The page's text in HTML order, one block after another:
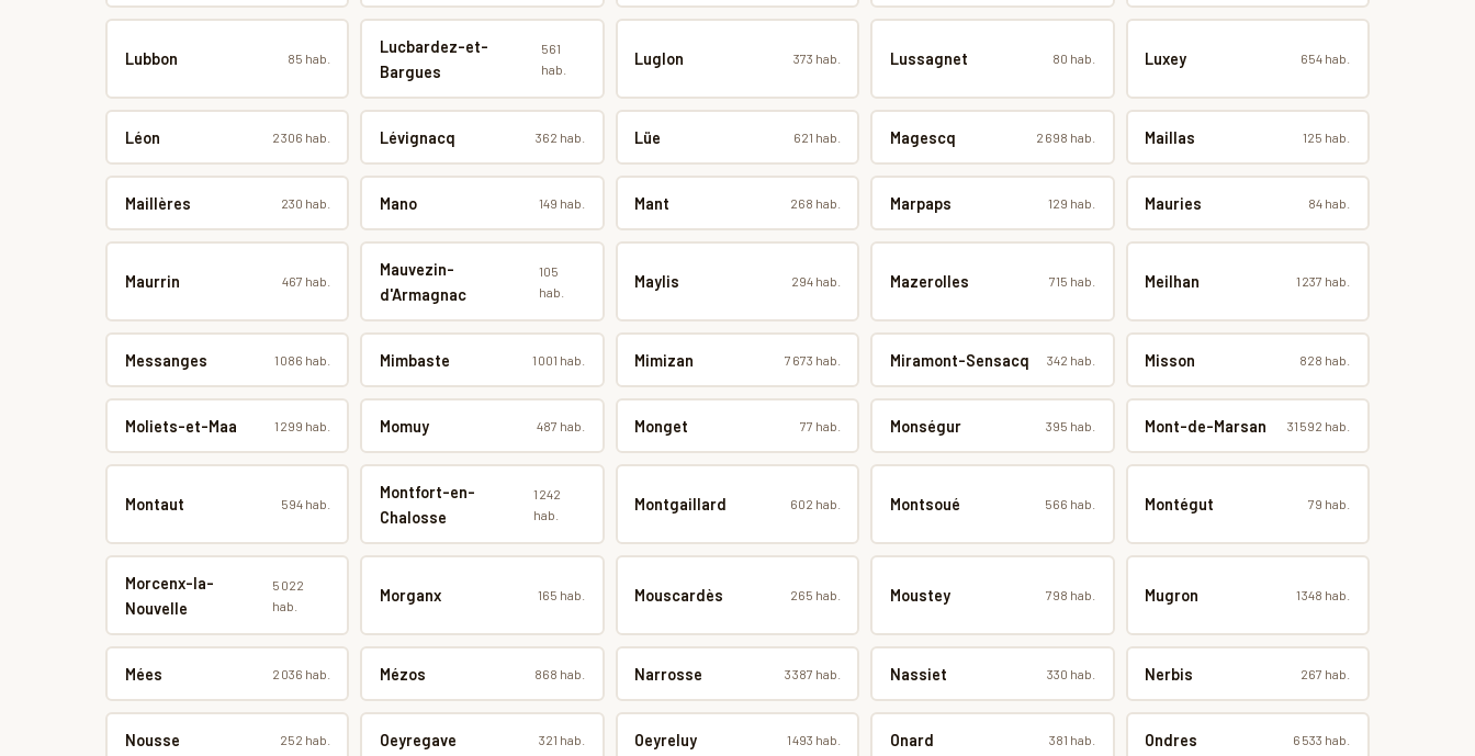
Lubbon 85 hab.
Lucbardez-et-
Bargues
561
hab.
Luglon 373 hab. Lussagnet 80 hab. Luxey 654 hab.
Léon 2 306 hab. Lévignacq 362 hab. Lüe 621 hab. Magescq 2 698 hab. Maillas 125 hab.
Maillères 230 hab. Mano 149 hab. Mant 268 hab. Marpaps 129 hab. Mauries 84 hab.
Maurrin 467 hab.
Mauvezin-
d'Armagnac
105
hab.
Maylis 294 hab. Mazerolles 715 hab. Meilhan 1 237 hab.
Messanges 1 086 hab. Mimbaste 1 001 hab. Mimizan 7 673 hab. Miramont-Sensacq 342 hab. Misson 828 hab.
Moliets-et-Maa 1 299 hab. Momuy 487 hab. Monget 77 hab. Monségur 395 hab. Mont-de-Marsan 31 592 hab.
Montaut 594 hab.
Montfort-en-
Chalosse
1 242
hab.
Montgaillard 602 hab. Montsoué 566 hab. Montégut 79 hab.
Morcenx-la-
Nouvelle
5 022
hab.
Morganx 165 hab. Mouscardès 265 hab. Moustey 798 hab. Mugron 1 348 hab.
Mées 2 036 hab. Mézos 868 hab. Narrosse 3 387 hab. Nassiet 330 hab. Nerbis 267 hab.
Nousse 252 hab. Oeyregave 321 hab. Oeyreluy 1 493 hab. Onard 381 hab. Ondres 6 533 hab.